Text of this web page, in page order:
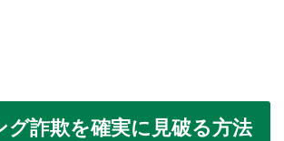
グ詐欺を確実に見破る方法